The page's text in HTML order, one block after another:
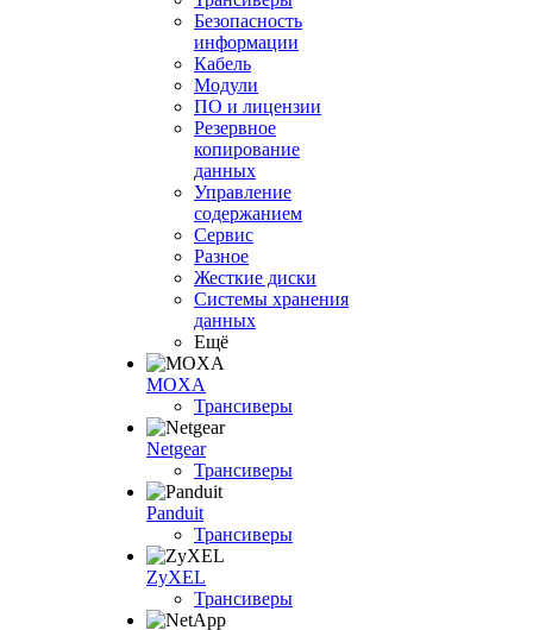
Безопасность
информации
Кабель
Модули
ПО и лицензии
Резервное
копирование
данных
Управление
содержанием
Сервис
Разное
Жесткие диски
Системы хранения
данных
Ещё
MOXA
Трансиверы
Netgear
Трансиверы
Panduit
Трансиверы
ZyXEL
Трансиверы